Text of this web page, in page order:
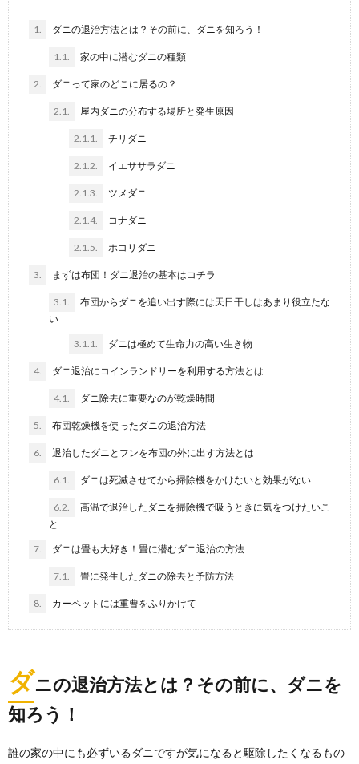
ダニを退治したい。布団のダニに効果があ
る方法とは
すが、もっとも効果がある退治方法は何なのかよくわ
床の掃除方法。その床掃除間違ってるか
も！？正しい床の掃除方法
床の掃除をする時に必要な道具。定番アイ
テムから新参者まで
ダニ対策に『ダニ取り〇〇シート』３つの
1. ダニの退治方法とは？その前に、ダニを知ろう！
1.1. 家の中に潜むダニの種類
2. ダニって家のどこに居るの？
2.1. 屋内ダニの分布する場所と発生原因
2.1.1. チリダニ
2.1.2. イエササラダニ
2.1.3. ツメダニ
2.1.4. コナダニ
2.1.5. ホコリダニ
3. まずは布団！ダニ退治の基本はコチラ
3.1.
布団からダニを追い出す際には天日干しはあまり役立たな
い
3.1.1. ダニは極めて生命力の高い生き物
4. ダニ退治にコインランドリーを利用する方法とは
4.1. ダニ除去に重要なのが乾燥時間
5. 布団乾燥機を使ったダニの退治方法
6. 退治したダニとフンを布団の外に出す方法とは
6.1. ダニは死滅させてから掃除機をかけないと効果がない
6.2.
高温で退治したダニを掃除機で吸うときに気をつけたいこ
と
7. ダニは畳も大好き！畳に潜むダニ退治の方法
7.1. 畳に発生したダニの除去と予防方法
8. カーペットには重曹をふりかけて
ダニの退治方法とは？その前に、ダニを
知ろう！
誰の家の中にも必ずいるダニですが気になると駆除したくなるもの